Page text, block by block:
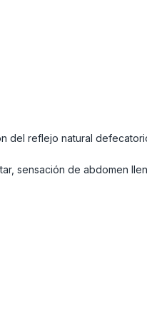
del reflejo natural
sensación de abdomen